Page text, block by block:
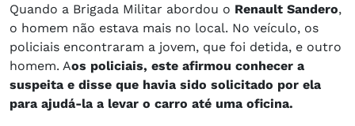
Quando a Brigada Militar abordou o Renault Sandero,
o homem não estava mais no local. No veículo, os
policiais encontraram a jovem, que foi detida, e outro
homem. Aos policiais, este afirmou conhecer a
suspeita e disse que havia sido solicitado por ela
para ajudá-la a levar o carro até uma oficina.